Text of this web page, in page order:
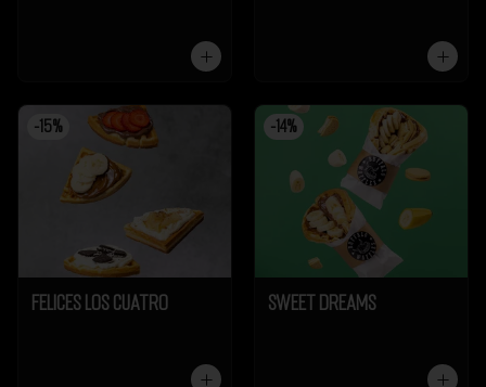
- 15%
Felices los cuatro
- 14 %
Sweet Dreams